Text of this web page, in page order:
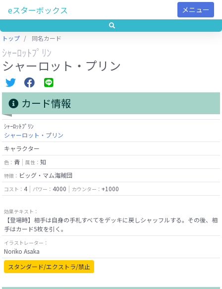
eスターボックス メニュー
トップ 同名カード
ｼｬｰﾛｯﾄﾌﾟﾘﾝ
シャーロット・プリン
カード情報
ｼｬｰﾛｯﾄﾌﾟﾘﾝ
シャーロット・プリン
キャラクター
色： 青 属性： 知
特徴： ビッグ・マム海賊団
コスト： 4 パワー： 4000 カウンター： +1000
効果テキスト：
【登場時】相手は自身の手札すべてをデッキに戻しシャッフルする。その後、相
イラストレーター：
Noriko Asaka
スタンダード/エクストラ/禁止